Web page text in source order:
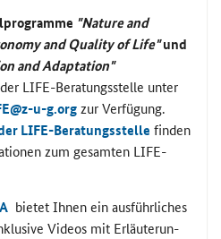
"Nature and
and Quality of Life"und
and Adaptation"
LIFE-​Beratungsstelle unter
@z-u-g.orgzur Ver­fü­gung.
LIFE-​Beratungsstelle fin­den
zum ge­sam­ten LIFE-​
bie­tet Ihnen ein aus­führ­li­ches
Vi­de­os mit Er­läu­te­run­